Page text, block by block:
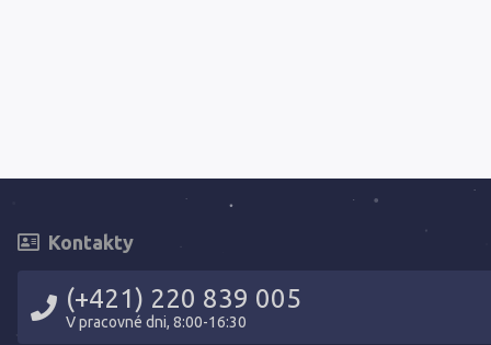
Kontakty
(+421) 220 839 005
V pracovné dni, 8:00-16:30